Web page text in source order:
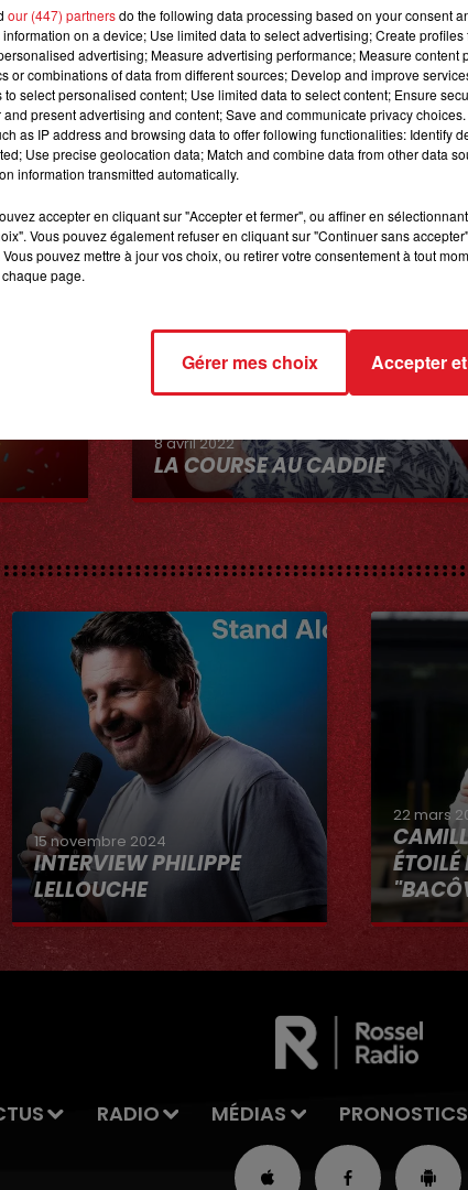
8 avril 2022
LA COURSE AU CADDIE
15 novembre 2024
INTERVIEW PHILIPPE
LELLOUCHE
22 mars
Au
RADIO MÉDIAS PRONOSTICS
our (447) partnersdo the following data processing based on your consent
on a device; Use limited data to select advertising; Create
advertising; Measure advertising performance; Measure
or combinations of data from different sources; Develop and improve
to select personalised content; Use limited data to select content; Ensure
and present advertising and content; Save and communicate privacy
as IP address and browsing data to offer following functionalities: Identify
Use precise geolocation data; Match and combine data from other data
information transmitted automatically.
accepter en cliquant sur "Accepter et fermer", ou affiner en
Vous pouvez également refuser en cliquant sur "Continuer sans
Vous pouvez mettre à jour vos choix, ou retirer votre consentement à tout
page.
Gérer mes choix Accepter